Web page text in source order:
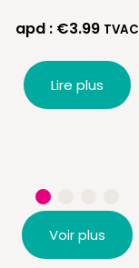
apd : €3.99 TVAC
Lire plus
Voir plus